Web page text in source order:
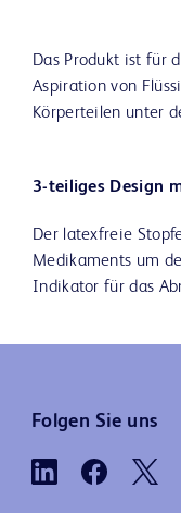
Das Produkt ist für
Aspiration von
Körperteilen unter
3-teiliges Design
Der latexfreie
Medikaments um
Indikator für das
Folgen Sie uns